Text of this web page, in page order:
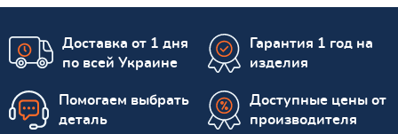
Доставка от 1 дня
по всей Украине
Гарантия 1 год на
изделия
Помогаем выбрать
деталь
Доступные цены от
производителя